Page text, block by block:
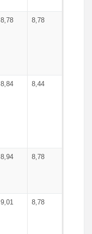
8,78 8,78
8,84 8,44
8,94 8,78
9,01 8,78